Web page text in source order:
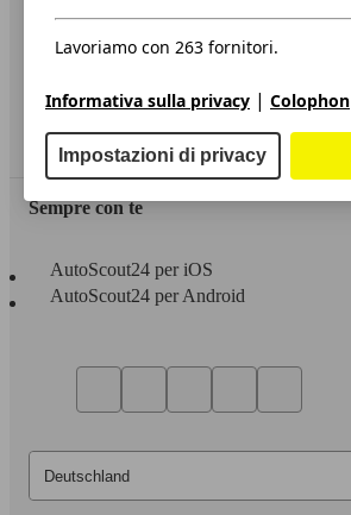
Privacy
Dichiarazione di Accessibilità
Servizi
Area rivenditori
Sempre con te
AutoScout24 per iOS
AutoScout24 per Android
Lavoriamo con 263 fornitori.
Informativa sulla privacy | Colophon
Impostazioni di privacy